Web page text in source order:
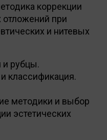
коррекции
при
и нитевых
и рубцы.
классификация.
методики и выбор
эстетических